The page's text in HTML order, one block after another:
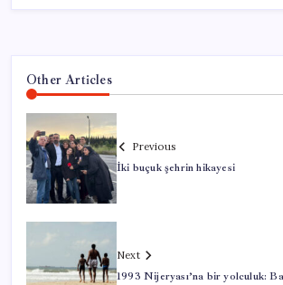
Other Articles
Previous
İki buçuk şehrin hikayesi
Next
1993 Nijeryası’na bir yolculuk: